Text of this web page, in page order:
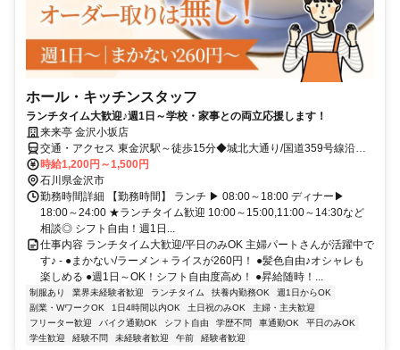
ホール・キッチンスタッフ
ランチタイム大歓迎♪週1日～学校・家事との両立応援します！
来来亭 金沢小坂店
交通・アクセス 東金沢駅～徒歩15分◆城北大通り/国道359号線沿◆
車通勤・バイク通勤ok
時給1,200円～1,500円
石川県金沢市
勤務時間詳細 【勤務時間】 ランチ ▶ 08:00～18:00 ディナー▶
18:00～24:00 ★ランチタイム歓迎 10:00～15:00,11:00～14:30など
相談◎ シフト自由！週1日...
仕事内容 ランチタイム大歓迎/平日のみOK 主婦パートさんが活躍中で
す♪ - ●まかない/ラーメン＋ライスが260円！ ●髪色自由♪オシャレも
楽しめる ●週1日～OK！シフト自由度高め！ ●昇給随時！...
制服あり 業界未経験者歓迎 ランチタイム 扶養内勤務OK
週1日からOK
副業・WワークOK
1日4時間以内OK 土日祝のみOK
主婦・主夫歓迎
フリーター歓迎
バイク通勤OK シフト自由 学歴不問 車通勤OK
平日のみOK
学生歓迎
経験不問 未経験者歓迎 午前 経験者歓迎